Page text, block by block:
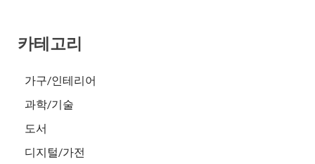
카테고리
가구/인테리어
과학/기술
도서
디지털/가전